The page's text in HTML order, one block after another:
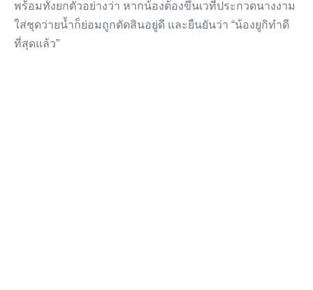
พร้อมทั้งยกตัวอย่างว่า หากน้องต้องขึ้นเวทีประกวดนางงาม
ใส่ชุดว่ายน้ำก็ย่อมถูกตัดสินอยู่ดี และยืนยันว่า “น้องยูกิทำดี
ที่สุดแล้ว”